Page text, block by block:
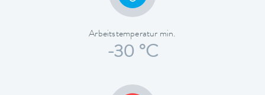
Arbeitstemperatur min.
-30 °C